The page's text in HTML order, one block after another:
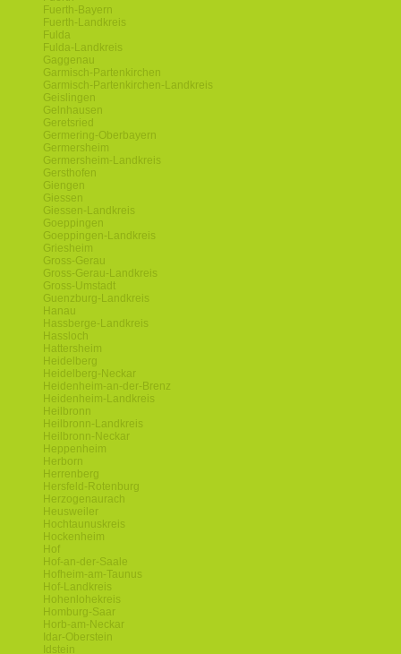
Fuerth-Bayern
Fuerth-Landkreis
Fulda
Fulda-Landkreis
Gaggenau
Garmisch-Partenkirchen
Garmisch-Partenkirchen-Landkreis
Geislingen
Gelnhausen
Geretsried
Germering-Oberbayern
Germersheim
Germersheim-Landkreis
Gersthofen
Giengen
Giessen
Giessen-Landkreis
Goeppingen
Goeppingen-Landkreis
Griesheim
Gross-Gerau
Gross-Gerau-Landkreis
Gross-Umstadt
Guenzburg-Landkreis
Hanau
Hassberge-Landkreis
Hassloch
Hattersheim
Heidelberg
Heidelberg-Neckar
Heidenheim-an-der-Brenz
Heidenheim-Landkreis
Heilbronn
Heilbronn-Landkreis
Heilbronn-Neckar
Heppenheim
Herborn
Herrenberg
Hersfeld-Rotenburg
Herzogenaurach
Heusweiler
Hochtaunuskreis
Hockenheim
Hof
Hof-an-der-Saale
Hofheim-am-Taunus
Hof-Landkreis
Hohenlohekreis
Homburg-Saar
Horb-am-Neckar
Idar-Oberstein
Idstein